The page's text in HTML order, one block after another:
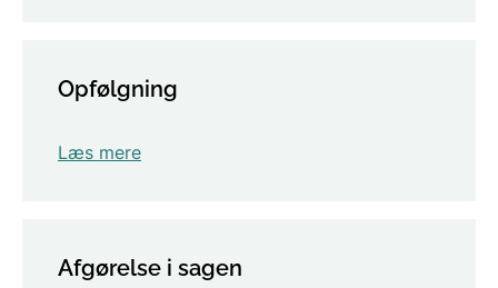
Opfølgning
Læs mere
Afgørelse i sagen